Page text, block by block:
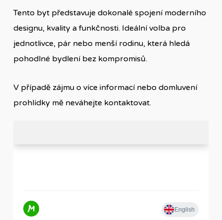
Tento byt představuje dokonalé spojení moderního
designu, kvality a funkčnosti. Ideální volba pro
jednotlivce, pár nebo menší rodinu, která hledá
pohodlné bydlení bez kompromisů.
V případě zájmu o více informací nebo domluvení
prohlídky mě neváhejte kontaktovat.